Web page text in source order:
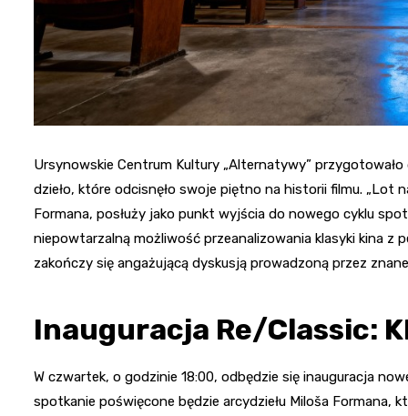
Ursynowskie Centrum Kultury „Alternatywy”
dzieło, które odcisnęło swoje piętno na historii filmu. „Lot
Formana, posłuży jako punkt wyjścia do nowego cyklu
niepowtarzalną możliwość przeanalizowania klasyki kina z
zakończy się angażującą dyskusją prowadzoną przez
Inauguracja Re/Classic:
W czwartek, o godzinie 18:00, odbędzie się inauguracja
spotkanie poświęcone będzie arcydziełu Miloša Formana,